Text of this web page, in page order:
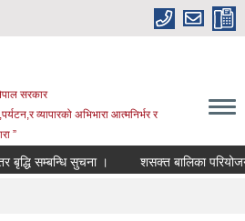
सरकार
व्यापारको अभिभारा आत्मनिर्भर र
”
बृद्धि सम्बन्धि सुचना । शसक्त बालिका